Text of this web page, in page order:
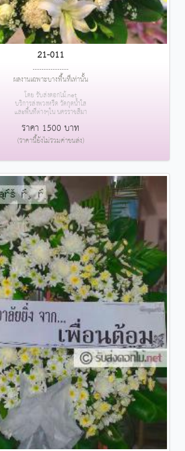
21-011
....................
ผลงานเฉพาะบางพื้นที่เท่านั้น
โดย รับส่งดอกไม้.net
บริการส่งพวงหรีด วัดกุดน้ำใส
และพื้นที่ต่างๆใน นครราชสีมา
ราคา 1500 บาท
(ราคานี้ยังไม่รวมค่าขนส่ง)